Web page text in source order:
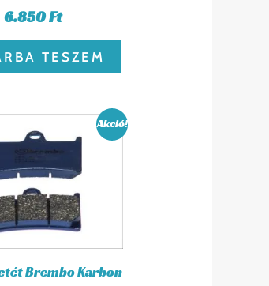
6.850Ft
TESZEM
Akció!
Brembo Karbon
price
10.390 Ft.
Current
price